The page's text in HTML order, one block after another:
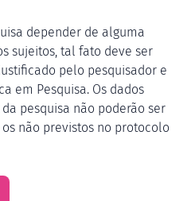
depender de alguma
sujeitos, tal fato deve ser
pelo pesquisador e
em Pesquisa. Os dados
pesquisa não poderão ser
não previstos no protocolo